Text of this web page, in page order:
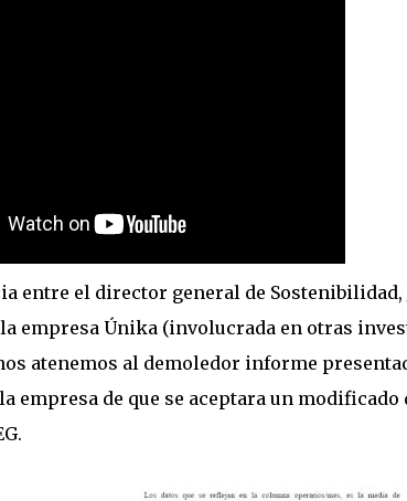
entre el director general de Sostenibilidad,
la empresa Únika (involucrada en otras
atenemos al demoledor informe
empresa de que se aceptara un